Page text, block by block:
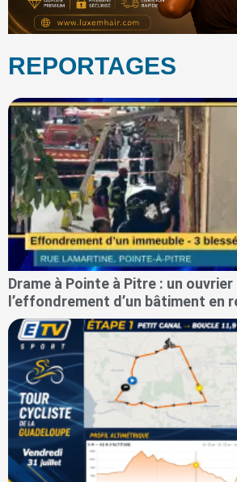
REPORTAGES
Drame à Pointe à Pitre : un
l’effondrement d’un bâtiment en